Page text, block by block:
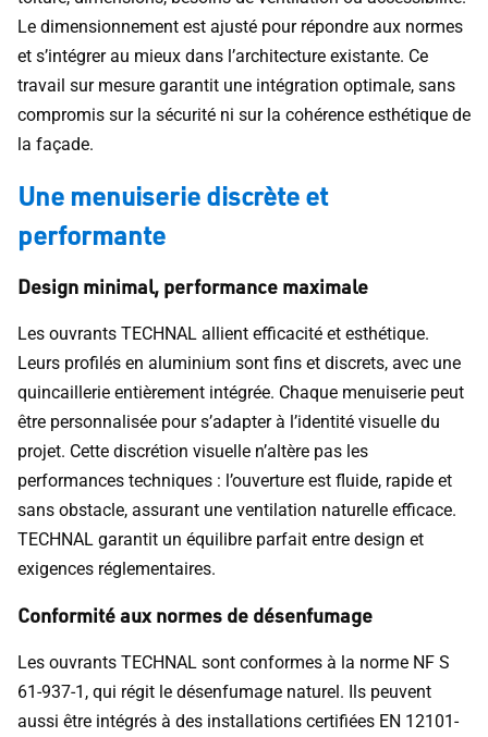
Le dimensionnement est ajusté pour répondre aux normes
et s’intégrer au mieux dans l’architecture existante. Ce
travail sur mesure garantit une intégration optimale, sans
compromis sur la sécurité ni sur la cohérence esthétique de
la façade.
Une menuiserie discrète et
performante
Design minimal, performance maximale
Les ouvrants TECHNAL allient efficacité et esthétique.
Leurs profilés en aluminium sont fins et discrets, avec une
quincaillerie entièrement intégrée. Chaque menuiserie peut
être personnalisée pour s’adapter à l’identité visuelle du
projet. Cette discrétion visuelle n’altère pas les
performances techniques : l’ouverture est fluide, rapide et
sans obstacle, assurant une ventilation naturelle efficace.
TECHNAL garantit un équilibre parfait entre design et
exigences réglementaires.
Conformité aux normes de désenfumage
Les ouvrants TECHNAL sont conformes à la norme NF S
61-937-1, qui régit le désenfumage naturel. Ils peuvent
aussi être intégrés à des installations certifiées EN 12101-